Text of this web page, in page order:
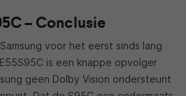
– Conclusie
voor het eerst sinds lang
is een knappe opvolger
geen Dolby Vision ondersteunt